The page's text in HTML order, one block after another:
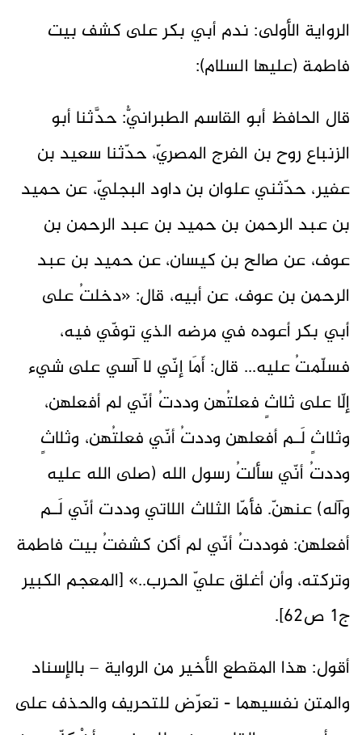
الرواية الأولى: ندم أبي بكر على كشف بيت
فاطمة (عليها السلام):
قال الحافظ أبو القاسم الطبرانيُّ: حدَّثنا أبو
الزنباع روح بن الفرج المصريّ، حدّثنا سعيد بن
عفير، حدّثني علوان بن داود البجليّ، عن حميد
بن عبد الرحمن بن حميد بن عبد الرحمن بن
عوف، عن صالح بن كيسان، عن حميد بن عبد
الرحمن بن عوف، عن أبيه، قال: «دخلتُ على
أبي بكر أعوده في مرضه الذي توفّي فيه،
فسلّمتُ عليه... قال: أَمَا إنّي لا آسي على شيء
إلّا على ثلاثٍ فعلتُهن وددتُ أنّي لم أفعلهن،
وثلاثٍ لَـم أفعلهن وددتُ أنّي فعلتُهن، وثلاثٍ
وددتُ أنّي سألتُ رسول الله (صلى الله عليه
وآله) عنهنّ. فأمّا الثلاث اللاتي وددت أنّي لَـم
أفعلهن: فوددتُ أنّي لم أكن كشفتُ بيت فاطمة
وتركته، وأن أغلق عليّ الحرب..» [المعجم الكبير
ج١ ص٦٢].
أقول: هذا المقطع الأخير من الرواية – بالإسناد
والمتن نفسيهما - تعرّض للتحريف والحذف على